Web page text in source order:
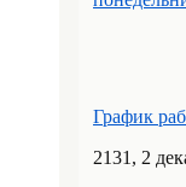
График
2131 , 2